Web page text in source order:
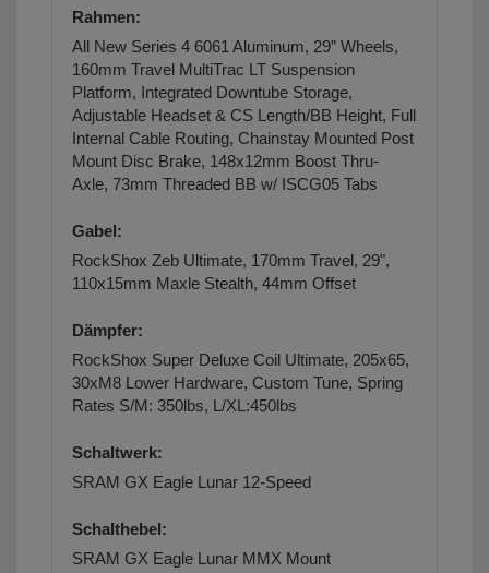
Rahmen:
All New Series 4 6061 Aluminum, 29” Wheels,
160mm Travel MultiTrac LT Suspension
Platform, Integrated Downtube Storage,
Adjustable Headset & CS Length/BB Height, Full
Internal Cable Routing, Chainstay Mounted Post
Mount Disc Brake, 148x12mm Boost Thru-
Axle, 73mm Threaded BB w/ ISCG05 Tabs
Gabel:
RockShox Zeb Ultimate, 170mm Travel, 29",
110x15mm Maxle Stealth, 44mm Offset
Dämpfer:
RockShox Super Deluxe Coil Ultimate, 205x65,
30xM8 Lower Hardware, Custom Tune, Spring
Rates S/M: 350lbs, L/XL:450lbs
Schaltwerk:
SRAM GX Eagle Lunar 12-Speed
Schalthebel:
SRAM GX Eagle Lunar MMX Mount